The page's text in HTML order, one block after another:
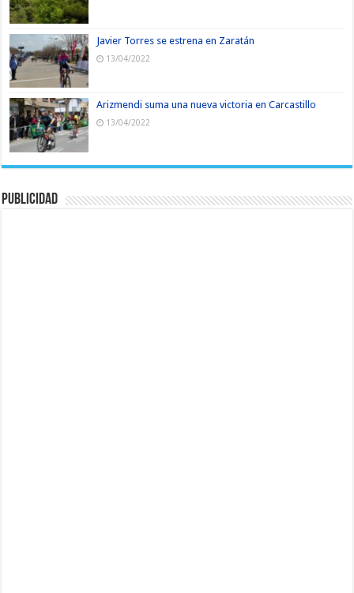
Javier Torres se estrena en Zaratán
13/04/2022
Arizmendi suma una nueva victoria en Carcastillo
13/04/2022
Publicidad